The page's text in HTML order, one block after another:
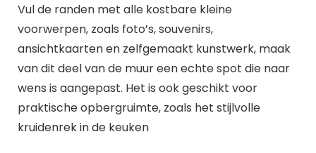
Vul de randen met alle kostbare kleine
voorwerpen, zoals foto’s, souvenirs,
ansichtkaarten en zelfgemaakt kunstwerk, maak
van dit deel van de muur een echte spot die naar
wens is aangepast. Het is ook geschikt voor
praktische opbergruimte, zoals het stijlvolle
kruidenrek in de keuken